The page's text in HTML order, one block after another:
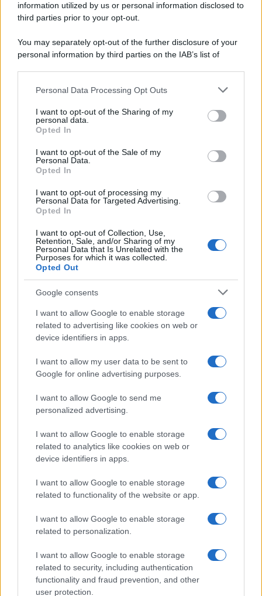
information utilized by us or personal information disclosed to
third parties prior to your opt-out.
You may separately opt-out of the further disclosure of your
personal information by third parties on the IAB’s list of
This information may also be disclosed by us to third parties
disclose it to other third parties.
Please note that this website/app uses one or more Google
services and may gather and store information including but
not limited to your visit or usage behaviour. You may click to
grant or deny consent to Google and its third-party tags to
consent section.
Personal Data Processing Opt Outs
I want to opt-out of the Sharing of my
personal data.
Opted In
I want to opt-out of the Sale of my
Personal Data.
Opted In
I want to opt-out of processing my
Personal Data for Targeted Advertising.
Opted In
I want to opt-out of Collection, Use,
Retention, Sale, and/or Sharing of my
Personal Data that Is Unrelated with the
Purposes for which it was collected.
Opted Out
Google consents
I want to allow Google to enable storage
related to advertising like cookies on web or
device identifiers in apps.
I want to allow my user data to be sent to
Google for online advertising purposes.
I want to allow Google to send me
personalized advertising.
I want to allow Google to enable storage
related to analytics like cookies on web or
device identifiers in apps.
I want to allow Google to enable storage
related to functionality of the website or app.
I want to allow Google to enable storage
related to personalization.
I want to allow Google to enable storage
related to security, including authentication
functionality and fraud prevention, and other
user protection.